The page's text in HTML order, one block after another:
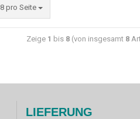
8 pro Seite
Zeige 1 bis 8 (von insgesamt 8
LIEFERUNG